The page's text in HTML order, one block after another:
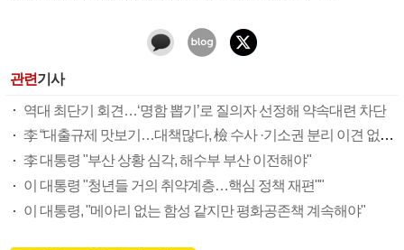
관련기사
역대 최단기 회견…‘명함 뽑기’로 질의자 선정해 약속대련 차단
李 “대출규제 맛보기…대책많다, 檢 수사 ·기소권 분리 이견 없어”
李 대통령 "부산 상황 심각, 해수부 부산 이전해야"
이 대통령 "청년들 거의 취약계층…핵심 정책 재편""
이 대통령, "메아리 없는 함성 같지만 평화공존책 계속해야"